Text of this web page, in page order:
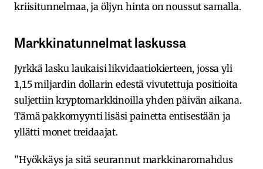
kriisitunnelmaa, ja öljyn hinta on noussut samalla.
Markkinatunnelmat laskussa
Jyrkkä lasku laukaisi likvidaatiokierteen, jossa yli
1,15 miljardin dollarin edestä vivutettuja positioita
suljettiin kryptomarkkinoilla yhden päivän aikana.
Tämä pakkomyynti lisäsi painetta entisestään ja
yllätti monet treidaajat.
”Hyökkäys ja sitä seurannut markkinaromahdus